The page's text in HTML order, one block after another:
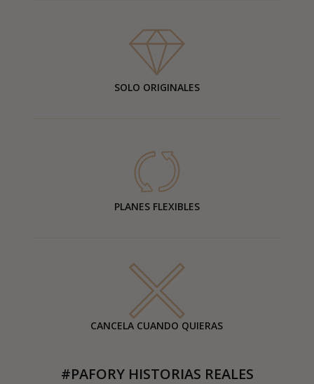
SOLO ORIGINALES
PLANES FLEXIBLES
CANCELA CUANDO QUIERAS
#PAFORY HISTORIAS REALES